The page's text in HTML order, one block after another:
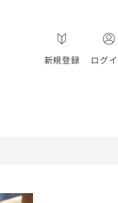
新規登録 ログ